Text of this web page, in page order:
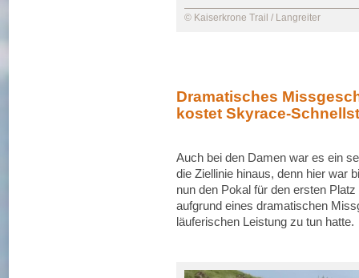
© Kaiserkrone Trail / Langreiter
Dramatisches
kostet Skyrace-
Auch bei den Damen war es ein
die Ziellinie hinaus, denn hier war
nun den Pokal für den ersten
aufgrund eines dramatischen
läuferischen Leistung zu tun hatte.